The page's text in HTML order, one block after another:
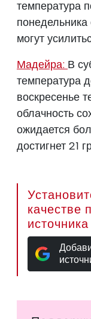
температура
могут
Мадейра: В
температура
воскресенье
облачность
ожидается
достигнет 21
качестве